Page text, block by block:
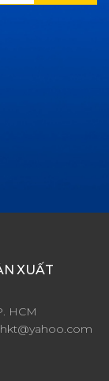
XUẤT
HCM